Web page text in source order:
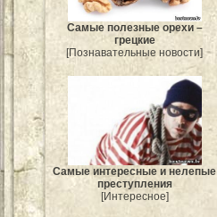
Самые полезные орехи –
грецкие
[Познавательные новости]
Самые интересные и нелепые
преступления
[Интересное]